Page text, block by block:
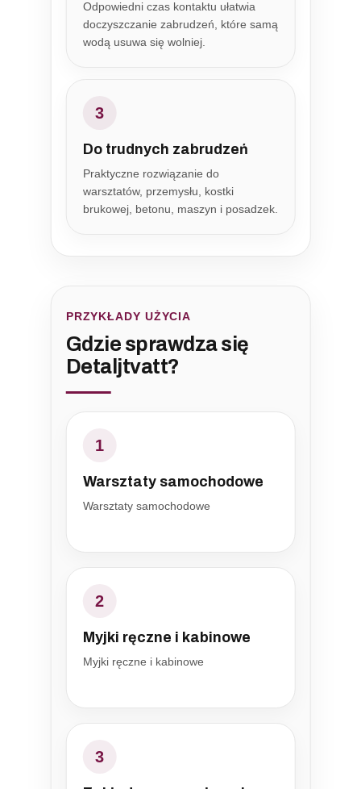
Odpowiedni czas kontaktu ułatwia
doczyszczanie zabrudzeń, które samą
wodą usuwa się wolniej.
3
Do trudnych zabrudzeń
Praktyczne rozwiązanie do
warsztatów, przemysłu, kostki
brukowej, betonu, maszyn i posadzek.
PRZYKŁADY UŻYCIA
Gdzie sprawdza się
Detaljtvatt?
1
Warsztaty samochodowe
Warsztaty samochodowe
2
Myjki ręczne i kabinowe
Myjki ręczne i kabinowe
3